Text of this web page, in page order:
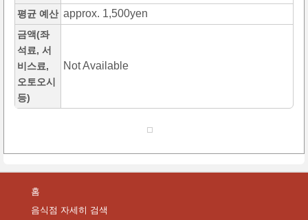
평균 예산 approx. 1,500yen
금액(좌
석료, 서
비스료,
오토오시
등)
Not Available
홈
음식점 자세히 검색